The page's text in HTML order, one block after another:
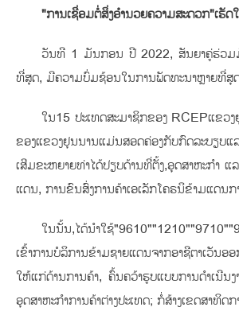
"ການເຊື່ອມຕໍ່ສິ່ງອຳນວຍຄວາມສະດວກ"ເຮັ
ວັນທີ 1 ມັນກອນ ປີ 2022, ສັນຍາຄູ່ຮ່ວມມືເ
ທີ່ສຸດ, ມີຄວາມບົ່ມຊ້ອນໃນການພັດທະນາຫຼາຍທີ່ສຸດ
ໃນ15 ປະເທດສະມາຊິກຂອງ RCEPແຂວ
ຂອງແຂວງຢຸນນານແມ່ນສອດຄ່ອງກັບກົດລະບຽບແ
ເສີມຂະຫຍາຍທ່າໄດ້ປຽບດ້ານທີ່ຕັ້ງ,ອຸດສາຫະກໍາ
ແດນ, ການຂົນສົ່ງການຄ້າເອເລັກໂຄຣນິຂ້າມແດນກ
ໃນນັ້ນ,ໄດ້ນໍາໃຊ້
ເຂົ້າການບໍລິການຂ້າມຊາຍແດນຈາກອາຊີຕາເວັນ
ໃຫ້ແກ່ດ້ານການຄ້າ, ຄົ້ນຄວ້າຮູບແບບການດຳເນີນ
ອຸດສາຫະກຳການຄ້າຕ່າງປະເທດ; ກໍ່ສ້າງເຂດສາ